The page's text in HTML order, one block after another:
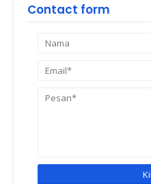
Contact form